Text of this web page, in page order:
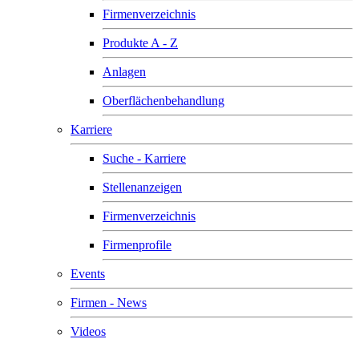
Firmenverzeichnis
Produkte A - Z
Anlagen
Oberflächenbehandlung
Karriere
Suche - Karriere
Stellenanzeigen
Firmenverzeichnis
Firmenprofile
Events
Firmen - News
Videos